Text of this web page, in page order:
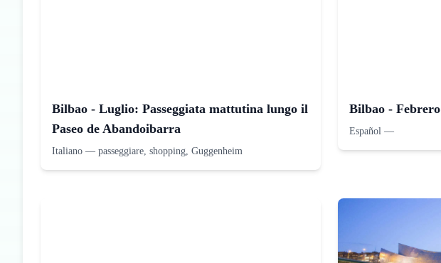
Bilbao - Luglio: Passeggiata mattutina lungo il
Paseo de Abandoibarra
Italiano — passeggiare, shopping, Guggenheim
Bilbao - Febrero
Español —